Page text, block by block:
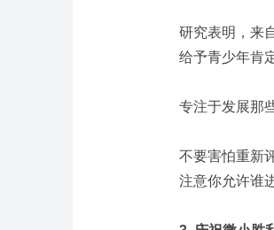
研究表明，来
给予青少年肯
专注于发展那
不要害怕重新
注意你允许谁